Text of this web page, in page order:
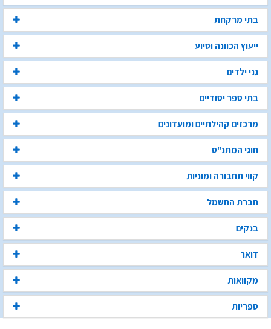
בתי מרקחת
ייעוץ הכוונה וסיוע
גני ילדים
בתי ספר יסודיים
מרכזים קהילתיים ומועדונים
חוגי המתנ"ס
קווי תחבורה ומוניות
חברת החשמל
בנקים
דואר
מקוואות
ספריות